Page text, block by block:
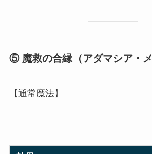
⑤ 魔救の合縁（アダマシア・メ
【通常魔法】